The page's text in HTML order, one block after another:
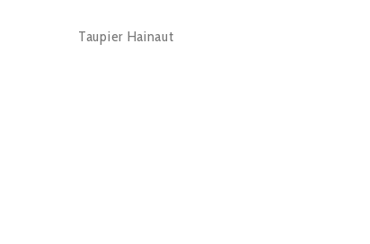
Taupier Hainaut